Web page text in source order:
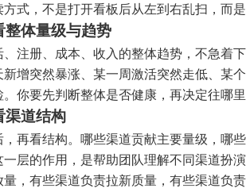
式，不是打开看板后从左到右乱扫，而
整体量级与趋势
、注册、成本、收入的整体趋势，不急着
增突然暴涨、某一周激活突然走低、某
你要先判断整体是否健康，再决定往哪
渠道结构
再看结构。哪些渠道贡献主要量级，哪
一层的作用，是帮助团队理解不同渠道扮
，有些渠道负责拉新质量，有些渠道负